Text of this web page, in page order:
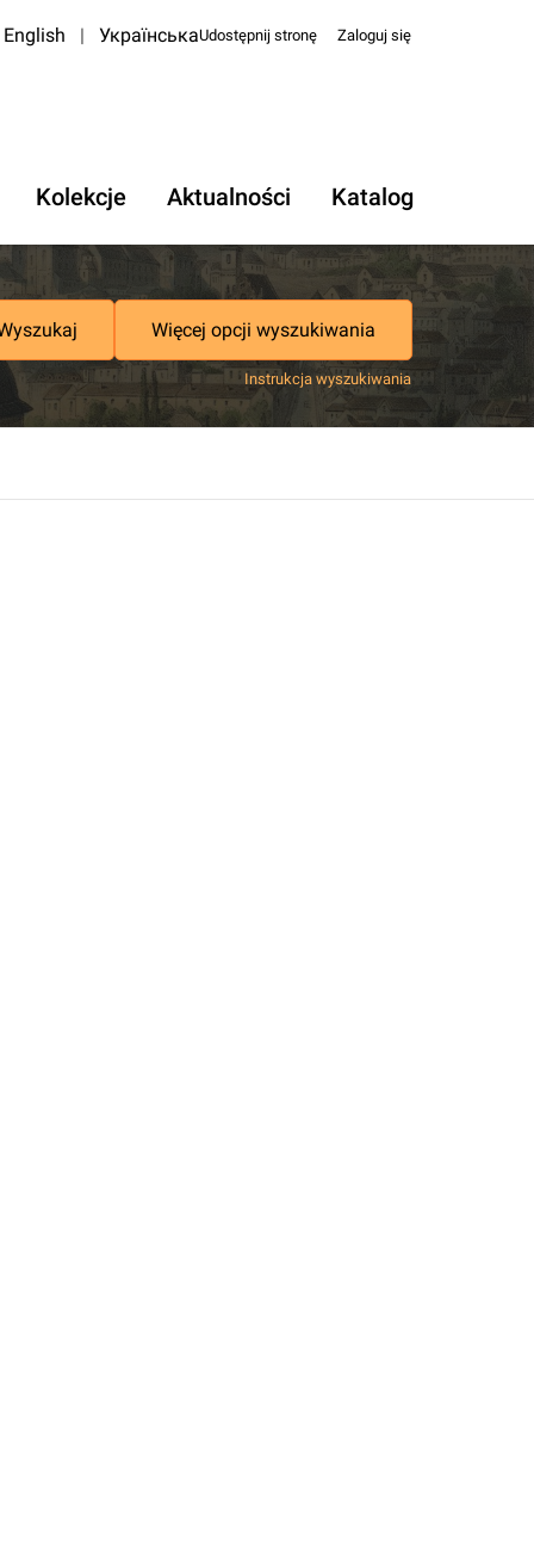
English | УкраїнськаUdostępnij stronę Zaloguj się
Kolekcje Aktualności Katalog
Więcej opcji wyszukiwania
Instrukcja wyszukiwania